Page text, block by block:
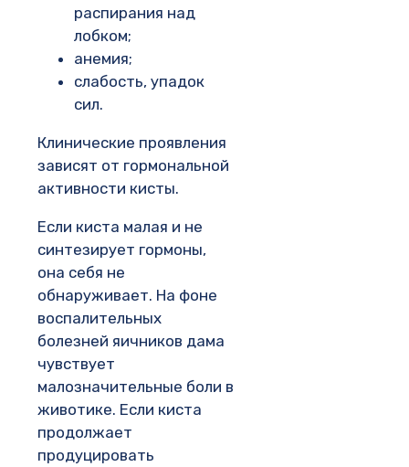
распирания над
лобком;
анемия;
слабость, упадок
сил.
Клинические проявления
зависят от гормональной
активности кисты.
Если киста малая и не
синтезирует гормоны,
она себя не
обнаруживает. На фоне
воспалительных
болезней яичников дама
чувствует
малозначительные боли в
животике. Если киста
продолжает
продуцировать